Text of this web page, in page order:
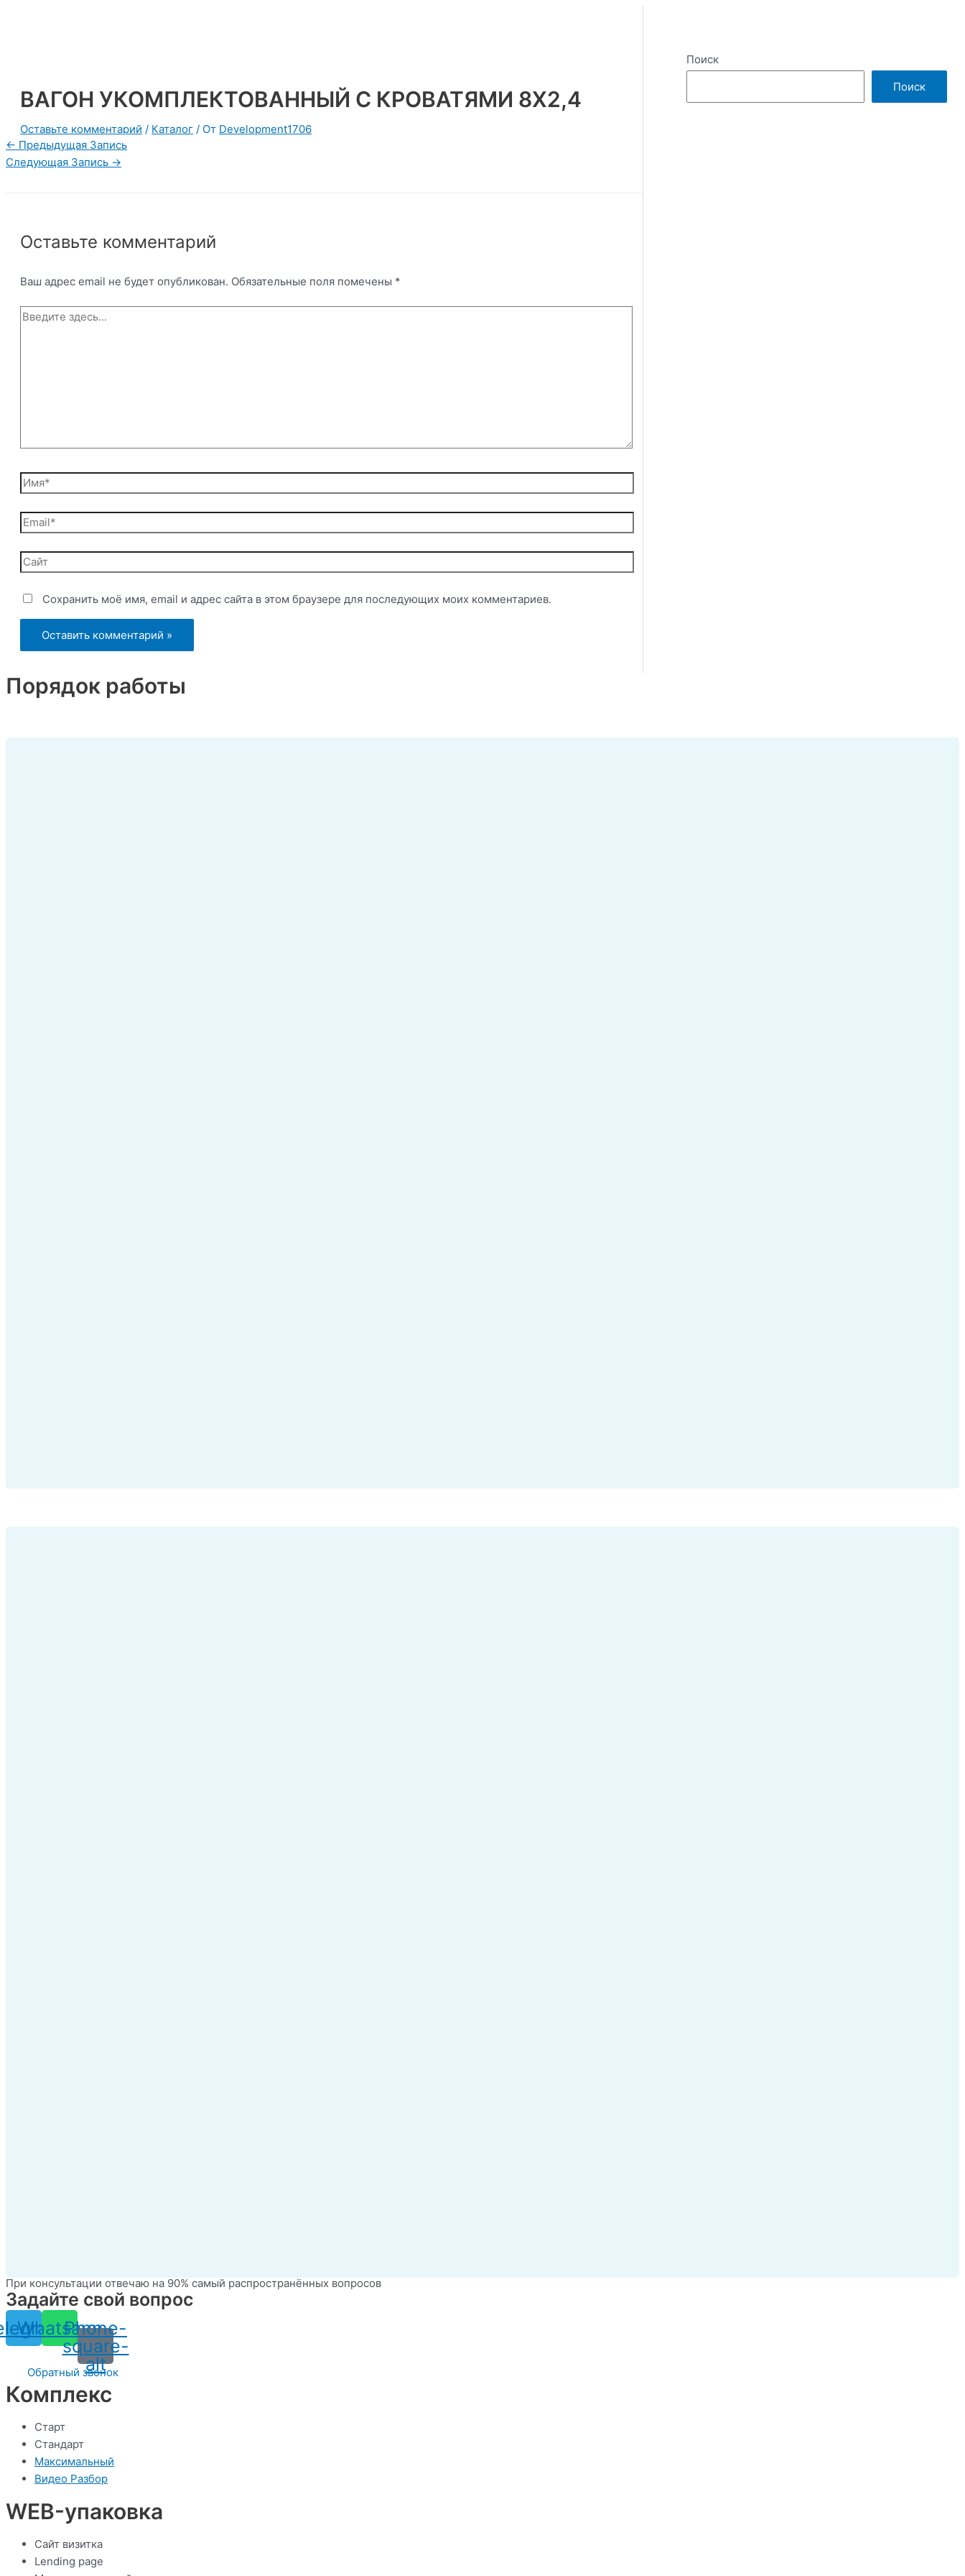
ВАГОН УКОМПЛЕКТОВАННЫЙ С КРОВАТЯМИ 8Х2,4
Оставьте комментарий / Каталог / От Development1706
Навигация
по
← Предыдущая Запись
Следующая Запись →
Оставьте комментарий
Ваш адрес email не будет опубликован. Обязательные поля помечены *
Введите
Имя*
Email*
Сайт
Сохранить моё имя, email и адрес сайта в этом браузере для последующих моих комментариев.
Поиск
Поиск
Порядок работы
При консультации отвечаю на 90% самый распространённых вопросов
Задайте свой вопрос
Whatsapp
Phone-
square-
alt
Обратный звонок
Комплекс
Старт
Стандарт
Максимальный
Видео Разбор
WEB-упаковка
Сайт визитка
Lending page